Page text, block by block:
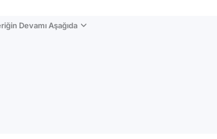
Devamı Aşağıda